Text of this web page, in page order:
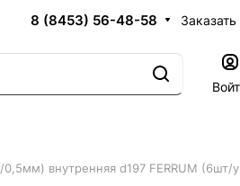
8 (8453) 56-48-58 Заказать
внутренняя d197 FERRUM (6шт/